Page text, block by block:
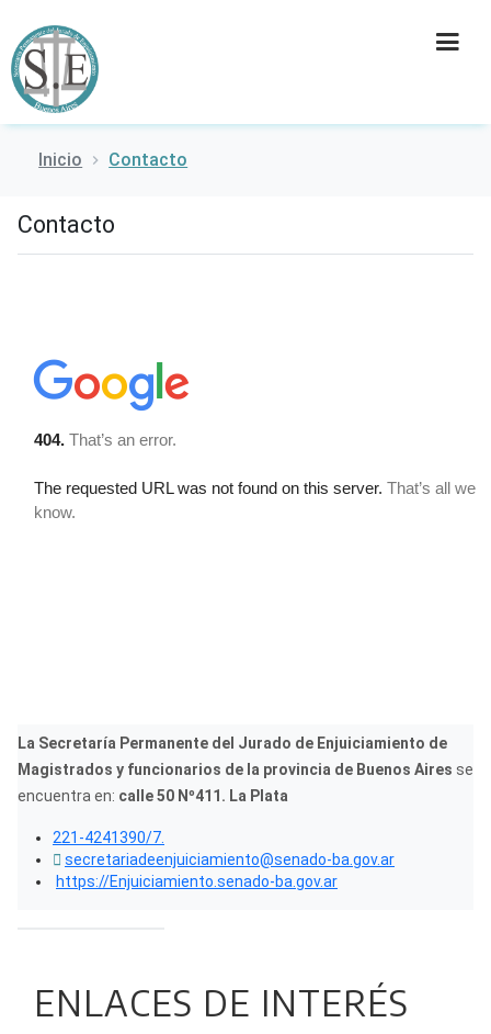
INSTITUCIÓN
Inicio Contacto
Contacto
La Secretaría Permanente del Jurado de Enjuiciamiento de
Magistrados y funcionarios de la provincia de Buenos Aires se
encuentra en: calle 50 Nº411. La Plata
221-4241390/7.
secretariadeenjuiciamiento@senado-ba.gov.ar
https://Enjuiciamiento.senado-ba.gov.ar
ENLACES DE INTERÉS